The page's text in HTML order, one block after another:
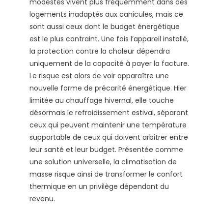
logements inadaptés aux canicules, mais ce
sont aussi ceux dont le budget énergétique
est le plus contraint. Une fois l’appareil installé,
la protection contre la chaleur dépendra
uniquement de la capacité à payer la facture.
Le risque est alors de voir apparaître une
nouvelle forme de précarité énergétique. Hier
limitée au chauffage hivernal, elle touche
désormais le refroidissement estival, séparant
ceux qui peuvent maintenir une température
supportable de ceux qui doivent arbitrer entre
leur santé et leur budget. Présentée comme
une solution universelle, la climatisation de
masse risque ainsi de transformer le confort
thermique en un privilège dépendant du
revenu.